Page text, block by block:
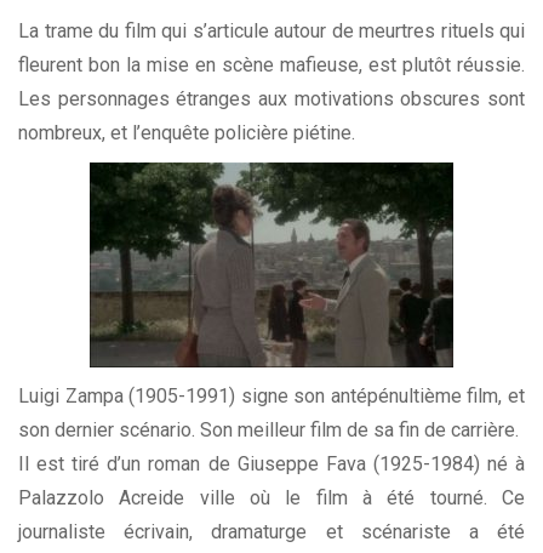
La trame du film qui s’articule autour de meurtres rituels qui
fleurent bon la mise en scène mafieuse, est plutôt réussie.
Les personnages étranges aux motivations obscures sont
nombreux, et l’enquête policière piétine.
Luigi Zampa (1905-1991) signe son antépénultième film, et
son dernier scénario. Son meilleur film de sa fin de carrière.
Il est tiré d’un roman de Giuseppe Fava (1925-1984) né à
Palazzolo Acreide ville où le film à été tourné. Ce
journaliste écrivain, dramaturge et scénariste a été